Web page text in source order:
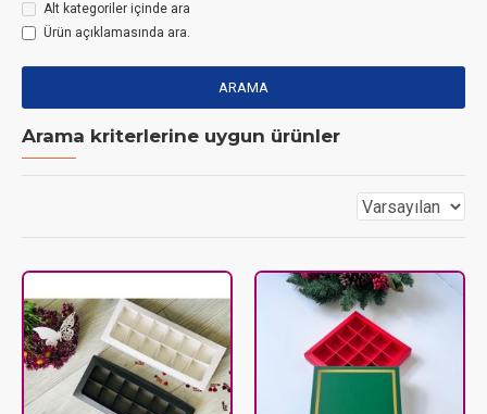
Alt kategoriler içinde ara
Ürün açıklamasında ara.
ARAMA
Arama kriterlerine uygun ürünler